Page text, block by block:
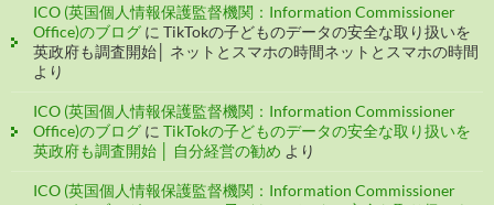
ICO (英国個人情報保護監督機関：Information Commissioner
Office)のブログ に TikTokの子どものデータの安全な取り扱いを
英政府も調査開始│ ネットとスマホの時間ネットとスマホの時間
より
ICO (英国個人情報保護監督機関：Information Commissioner
Office)のブログ に TikTokの子どものデータの安全な取り扱いを
英政府も調査開始 │ 自分経営の勧め より
ICO (英国個人情報保護監督機関：Information Commissioner